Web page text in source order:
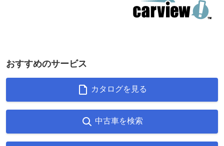
おすすめのサービス
カタログを見る
中古車を検索